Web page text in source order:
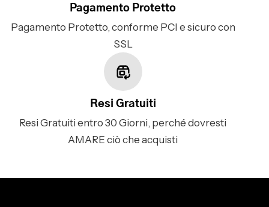
Pagamento Protetto
Pagamento Protetto, conforme PCI e sicuro con
SSL
Resi Gratuiti
Resi Gratuiti entro 30 Giorni, perché dovresti
AMARE ciò che acquisti